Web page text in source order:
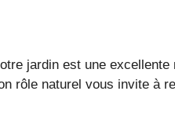
jardin est une
rôle naturel vous invite à